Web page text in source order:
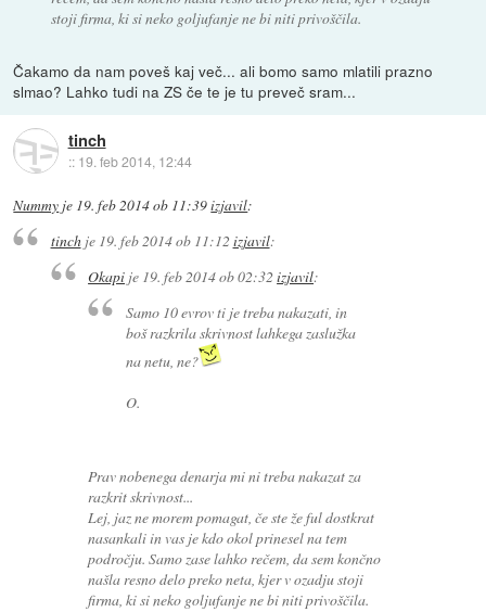
stoji firma, ki si neko goljufanje ne bi niti privoščila.
Čakamo da nam poveš kaj več... ali bomo samo mlatili prazno
slmao? Lahko tudi na ZS če te je tu preveč sram...
tinch
:: 19. feb 2014, 12:44
Nummy je 19. feb 2014 ob 11:39izjavil:
tinchje 19. feb 2014 ob 11:12 izjavil:
Okapi je 19. feb 2014 ob 02:32izjavil:
Samo 10 evrov ti je treba nakazati, in
boš razkrila skrivnost lahkega zaslužka
na netu, ne?
O.
Prav nobenega denarja mi ni treba nakazat za
razkrit skrivnost...
Lej, jaz ne morem pomagat, če ste že ful dostkrat
nasankali in vas je kdo okol prinesel na tem
področju. Samo zase lahko rečem, da sem končno
našla resno delo preko neta, kjer v ozadju stoji
firma, ki si neko goljufanje ne bi niti privoščila.